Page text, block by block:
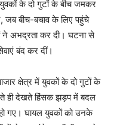
के दो गुटों के बीच जमकर
जब बीच-बचाव के लिए पहुंचे
ने अभद्रता कर दी। घटना से
बंद कर दीं।
क्षेत्र में युवकों के दो गुटों के
ही देखते हिंसक झड़प में बदल
गए। घायल युवकों को उनके